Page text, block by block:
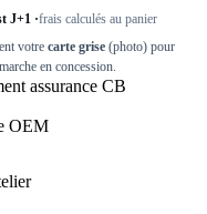
J+1 ·frais calculés au panier
votre carte grise (photo) pour
en concession.
assurance CB
OEM